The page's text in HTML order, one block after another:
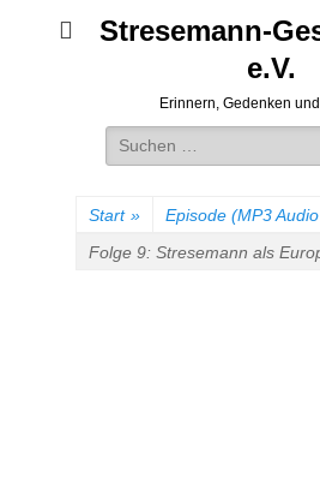
Stresemann-
e.V.
Erinnern, Gedenken
Suchen
nach:
Start » Episode (MP3
Folge 9: Stresemann als